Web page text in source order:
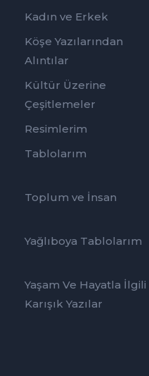
Kadın ve Erkek
Köşe Yazılarından
Alıntılar
Kültür Üzerine
Çeşitlemeler
Resimlerim
Tablolarım
Toplum ve İnsan
Yağlıboya Tablolarım
Yaşam Ve Hayatla İlgili
Karışık Yazılar